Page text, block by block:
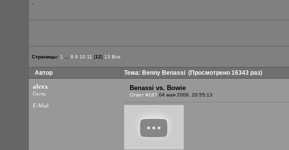
-
Страницы: 1 8 9 10 11 [12] 13 Все
Автор Тема: Benny Benassi (Просмотрено 16343 раз)
alexx
Гость
E-Mail
Benassi vs. Bowie
Ответ #187 04 мая 2009, 20:55:13